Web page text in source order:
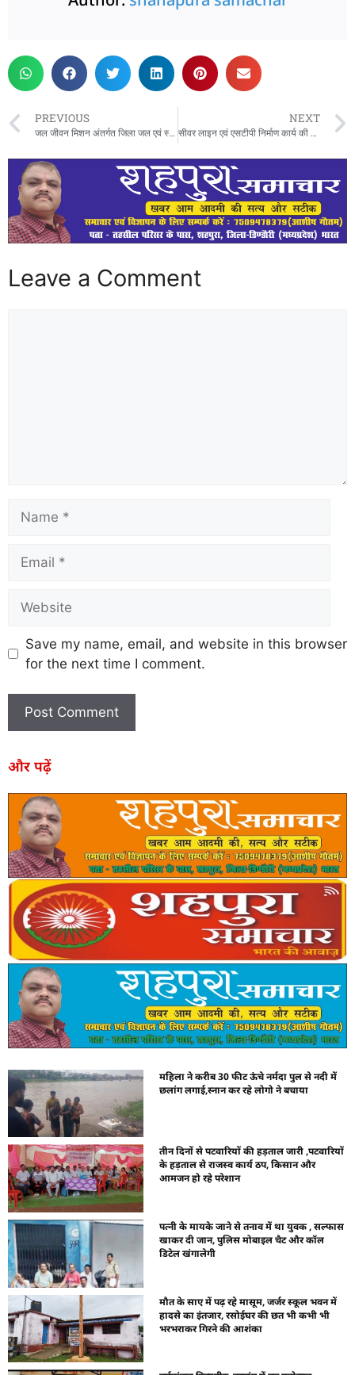
PREVIOUS
जल जीवन मिशन अंतर्गत जिला जल एवं स्वच्छता समिति की बैठक संपन्न
NEXT
सीवर लाइन एवं एसटीपी निर्माण कार्य की होगी जांच, सीएमओ डिंडोरी को कारण बताओ नोटिस जारी
Leave a Comment
Save my name, email, and website in this browser
for the next time I comment.
और पढ़ें
महिला ने करीब 30 फीट ऊंचे नर्मदा पुल से नदी में
छलांग लगाई,स्नान कर रहे लोगो ने बचाया
तीन दिनों से पटवारियों की हड़ताल जारी ,पटवारियों
के हड़ताल से राजस्व कार्य ठप, किसान और
आमजन हो रहे परेशान
पत्नी के मायके जाने से तनाव में था युवक , सल्फास
खाकर दी जान, पुलिस मोबाइल चैट और कॉल
डिटेल खंगालेगी
मौत के साए में पढ़ रहे मासूम, जर्जर स्कूल भवन में
हादसे का इंतजार, रसोईघर की छत भी कभी भी
भरभराकर गिरने की आशंका